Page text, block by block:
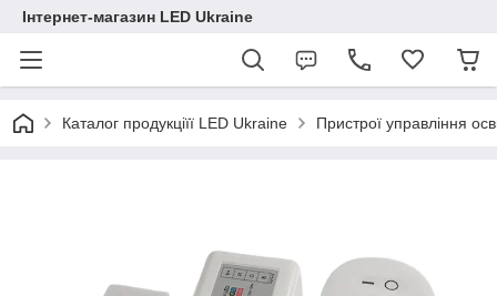
Інтернет-магазин LED Ukraine
Каталог продукціїї LED Ukraine Пристрої управління